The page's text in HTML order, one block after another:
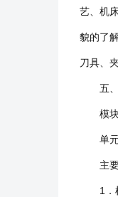
艺、机
貌的了
刀具、
五
模
单
主
1．